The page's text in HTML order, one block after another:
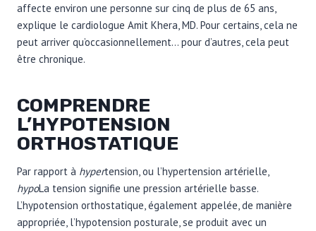
affecte environ une personne sur cinq de plus de 65 ans,
explique le cardiologue Amit Khera, MD. Pour certains, cela ne
peut arriver qu’occasionnellement… pour d’autres, cela peut
être chronique.
COMPRENDRE
L’HYPOTENSION
ORTHOSTATIQUE
Par rapport à hypertension, ou l’hypertension artérielle,
hypoLa tension signifie une pression artérielle basse.
L’hypotension orthostatique, également appelée, de manière
appropriée, l’hypotension posturale, se produit avec un